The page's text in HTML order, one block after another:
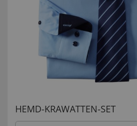
HEMD-KRAWATTEN-SET